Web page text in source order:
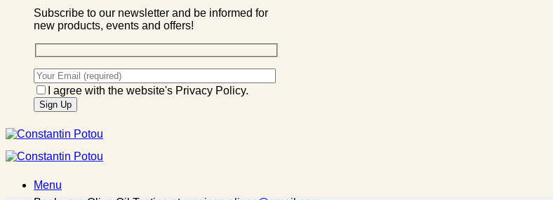
Subscribe to our newsletter and be informed for
new products, events and offers!
I agree with the website's Privacy Policy.
Menu